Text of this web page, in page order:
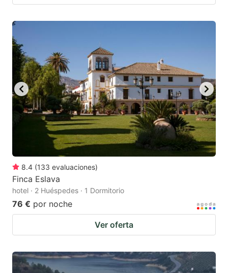
8.4 (133 evaluaciones)
Finca Eslava
hotel · 2 Huéspedes · 1 Dormitorio
76 € por noche
Ver oferta